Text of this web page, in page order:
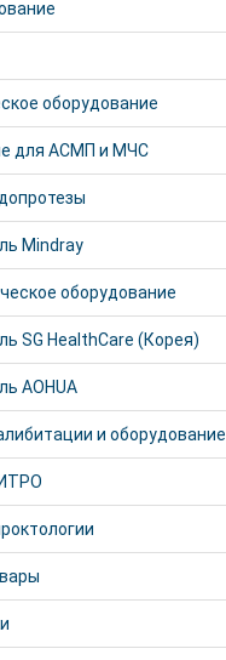
оборудование
для АСМП и МЧС
Mindray
оборудование
SG HealthCare (Корея)
AOHUA
и оборудование